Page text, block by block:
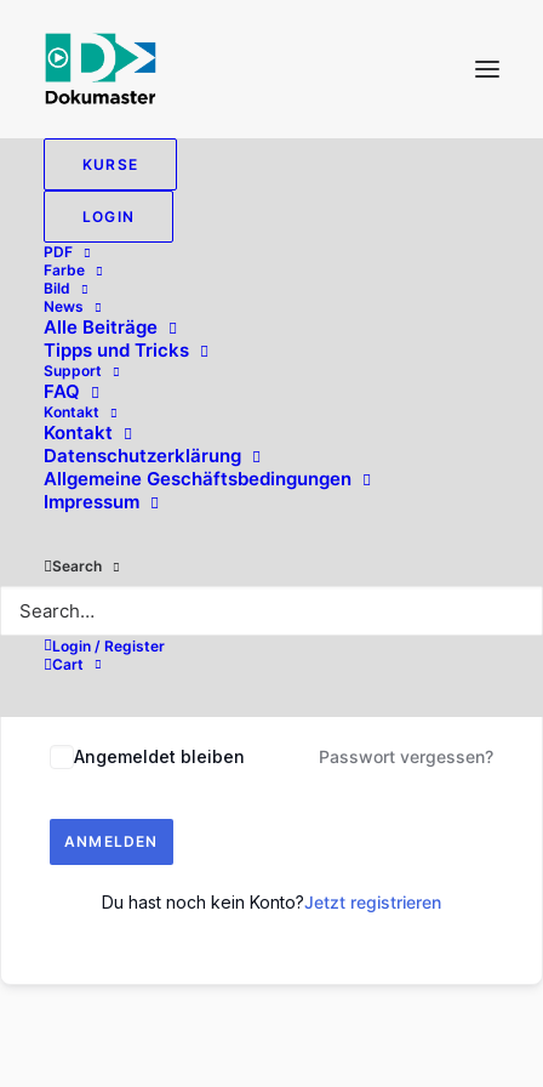
KURSE
LOGIN
PDF
Farbe
Bild
News
Alle Beiträge
Tipps und Tricks
Support
FAQ
Kontakt
Kontakt
Datenschutzerklärung
Allgemeine Geschäftsbedingungen
Impressum
Search
Login / Register
Cart
Hallo, willkommen zurück!
Angemeldet bleiben Passwort vergessen?
ANMELDEN
Du hast noch kein Konto?Jetzt registrieren